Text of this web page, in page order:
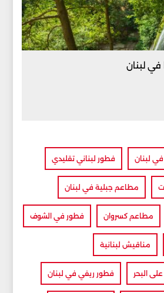
في لبنان
لبنان فطور لبناني تقليدي
مطاعم جبلية في لبنان
مطاعم كسروان فطور في الشوف
مناقيش لبنانية
البحر فطور ريفي في لبنان